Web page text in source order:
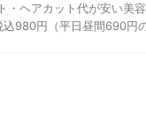
・ヘアカット代が安い美
込980円（平日昼間690円